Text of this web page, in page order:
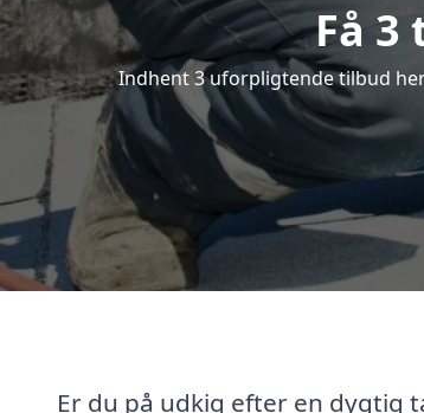
Få
Indhent 3 uforpligtende tilbud
Er du på udkig efter en dygtig